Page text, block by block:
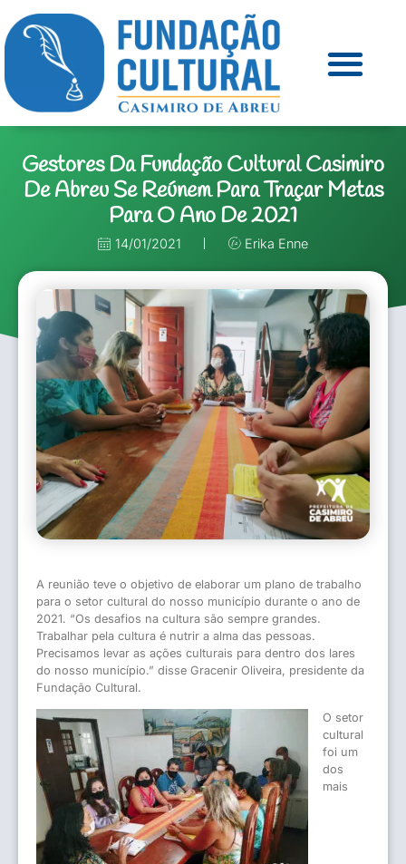
Gestores Da Fundação Cultural Casimiro
De Abreu Se Reúnem Para Traçar Metas
Para O Ano De 2021
14/01/2021 Erika Enne
A reunião teve o objetivo de elaborar um plano de trabalho
para o setor cultural do nosso município durante o ano de
2021. “Os desafios na cultura são sempre grandes.
Trabalhar pela cultura é nutrir a alma das pessoas.
Precisamos levar as ações culturais para dentro dos lares
do nosso município.” disse Gracenir Oliveira, presidente da
Fundação Cultural.
O setor
cultural
foi um
dos
mais